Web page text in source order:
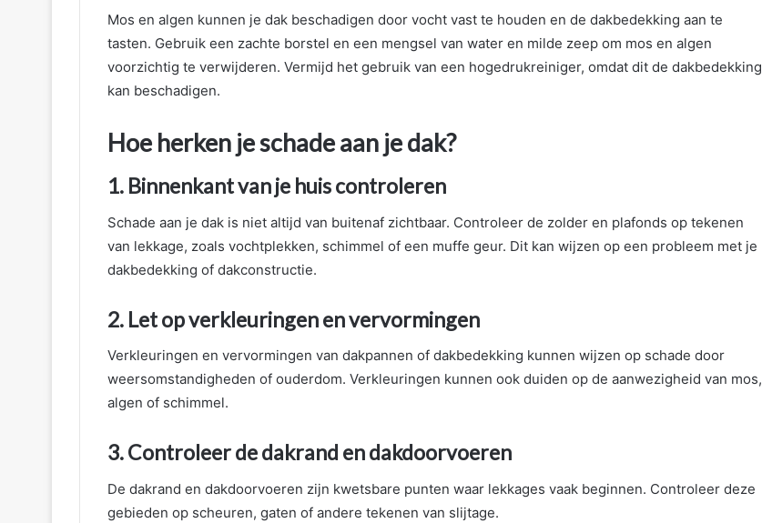
Mos en algen kunnen je dak beschadigen door vocht vast te houden en de dakbedekking aan te
tasten. Gebruik een zachte borstel en een mengsel van water en milde zeep om mos en algen
voorzichtig te verwijderen. Vermijd het gebruik van een hogedrukreiniger, omdat dit de dakbedekking
kan beschadigen.
Hoe herken je schade aan je dak?
1. Binnenkant van je huis controleren
Schade aan je dak is niet altijd van buitenaf zichtbaar. Controleer de zolder en plafonds op tekenen
van lekkage, zoals vochtplekken, schimmel of een muffe geur. Dit kan wijzen op een probleem met je
dakbedekking of dakconstructie.
2. Let op verkleuringen en vervormingen
Verkleuringen en vervormingen van dakpannen of dakbedekking kunnen wijzen op schade door
weersomstandigheden of ouderdom. Verkleuringen kunnen ook duiden op de aanwezigheid van mos,
algen of schimmel.
3. Controleer de dakrand en dakdoorvoeren
De dakrand en dakdoorvoeren zijn kwetsbare punten waar lekkages vaak beginnen. Controleer deze
gebieden op scheuren, gaten of andere tekenen van slijtage.